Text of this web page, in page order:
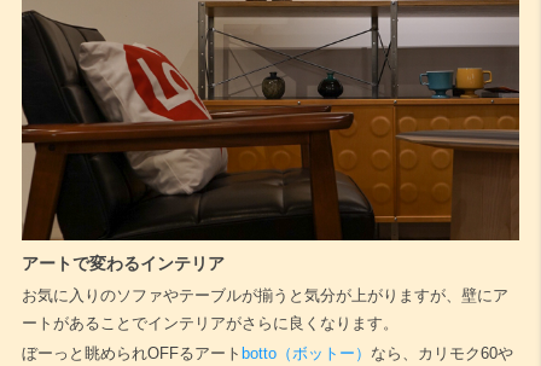
アートで変わるインテリア
お気に入りのソファやテーブルが揃うと気分が上がりますが、壁にア
ートがあることでインテリアがさらに良くなります。
ぼーっと眺められOFFるアート botto（ボットー） なら、カリモク60や